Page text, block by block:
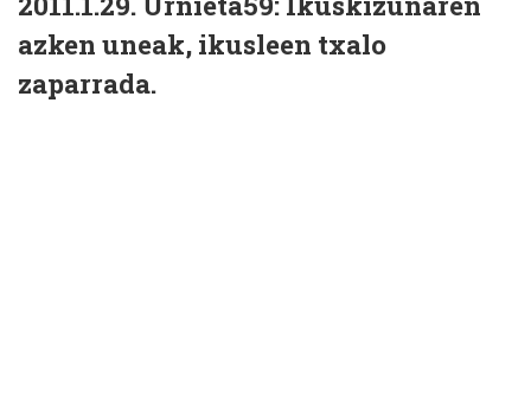
azken uneak, ikusleen txalo
zaparrada.